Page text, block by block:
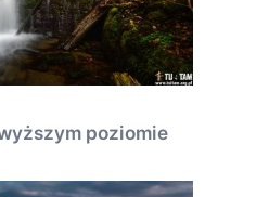
poziomie